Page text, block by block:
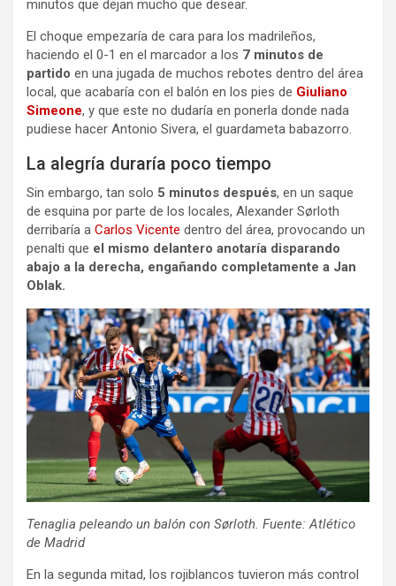
minutos que dejan mucho que desear.
El choque empezaría de cara para los madrileños,
haciendo el 0-1 en el marcador a los 7 minutos de
partido en una jugada de muchos rebotes dentro del área
local, que acabaría con el balón en los pies de Giuliano
Simeone, y que este no dudaría en ponerla donde nada
pudiese hacer Antonio Sivera, el guardameta babazorro.
La alegría duraría poco tiempo
Sin embargo, tan solo 5 minutos después, en un saque
de esquina por parte de los locales, Alexander Sørloth
derribaría a Carlos Vicente dentro del área, provocando un
penalti que el mismo delantero anotaría disparando
abajo a la derecha, engañando completamente a Jan
Oblak.
Tenaglia peleando un balón con Sørloth. Fuente: Atlético
de Madrid
En la segunda mitad, los rojiblancos tuvieron más control